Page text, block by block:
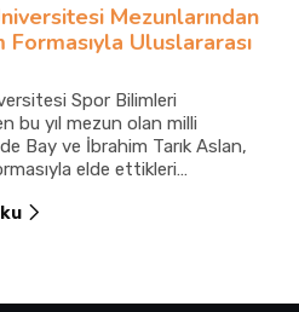
Mezunlarından
Formasıyla Uluslararası
Spor Bilimleri
bu yıl mezun olan milli
Bay ve İbrahim Tarık Aslan,
elde ettikleri
yaşattı.